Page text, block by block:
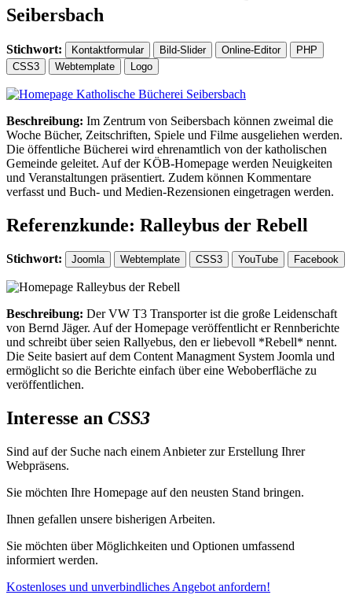
Seibersbach
Stichwort: Kontaktformular Bild-Slider Online-Editor
PHP
CSS3
Webtemplate Logo
Beschreibung: Im Zentrum von Seibersbach können zweimal die
Woche Bücher, Zeitschriften, Spiele und Filme ausgeliehen werden.
Die öffentliche Bücherei wird ehrenamtlich von der katholischen
Gemeinde geleitet. Auf der KÖB-Homepage werden Neuigkeiten
und Veranstaltungen präsentiert. Zudem können Kommentare
verfasst und Buch- und Medien-Rezensionen eingetragen werden.
Referenzkunde: Ralleybus der Rebell
Stichwort: Joomla Webtemplate CSS3 YouTube Facebook
Beschreibung: Der VW T3 Transporter ist die große Leidenschaft
von Bernd Jäger. Auf der Homepage veröffentlicht er Rennberichte
und schreibt über seien Rallyebus, den er liebevoll *Rebell* nennt.
Die Seite basiert auf dem Content Managment System Joomla und
ermöglicht so die Berichte einfach über eine Weboberfläche zu
veröffentlichen.
Interesse an CSS3
Sind auf der Suche nach einem Anbieter zur Erstellung Ihrer
Webpräsens.
Sie möchten Ihre Homepage auf den neusten Stand bringen.
Ihnen gefallen unsere bisherigen Arbeiten.
Sie möchten über Möglichkeiten und Optionen umfassend
informiert werden.
Kostenloses und unverbindliches Angebot anfordern!